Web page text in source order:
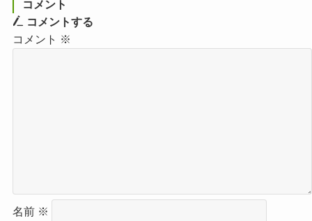
コメント
コメントする
コメント ※
名前 ※